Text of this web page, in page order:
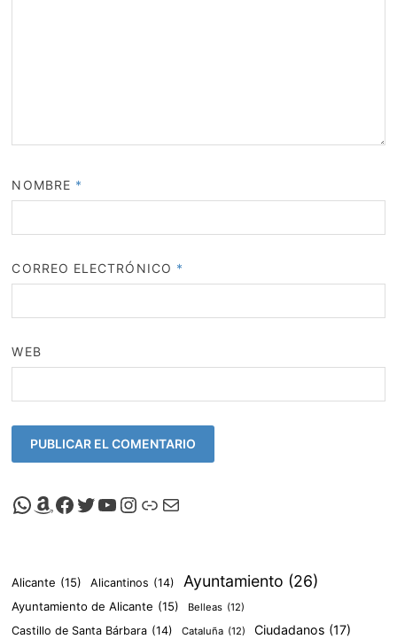
NOMBRE *
CORREO ELECTRÓNICO *
WEB
Canal de Whatsapp de Viscalacant
Comprar en Amazon
Facebook de Viscalacant
Twitter de Viscalacant
Canal de Youtube de Viscalacant
Instagram de Viscalacant
Viscalacant en Polkaverse
Correo electrónico
Alicante (15) Alicantinos (14) Ayuntamiento (26)
Ayuntamiento de Alicante (15) Belleas (12)
Castillo de Santa Bárbara (14) Cataluña (12) Ciudadanos (17)